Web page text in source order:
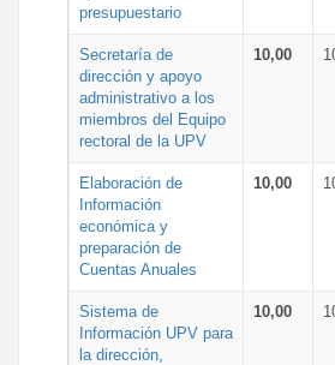
presupuestario
Secretaría de
dirección y apoyo
administrativo a los
miembros del Equipo
rectoral de la UPV
10,00
Elaboración de
Información
económica y
preparación de
Cuentas Anuales
10,00
Sistema de
Información UPV para
la dirección,
10,00